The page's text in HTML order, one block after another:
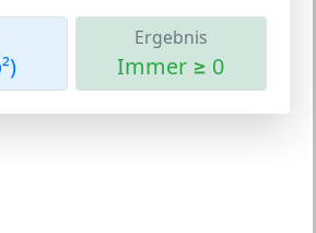
Ergebnis
Immer ≥ 0